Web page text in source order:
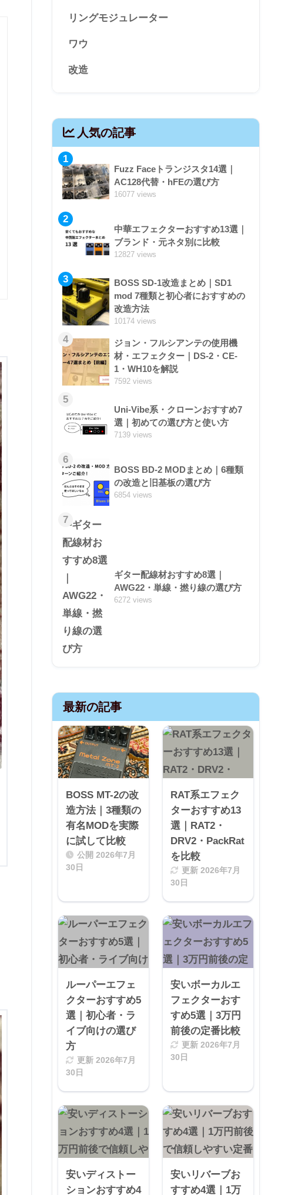
リングモジュレーター
ワウ
改造
人気の記事
1
Fuzz Faceトランジスタ14選｜
AC128代替・hFEの選び方
16077 views
2
中華エフェクターおすすめ13選｜
ブランド・元ネタ別に比較
12827 views
3
BOSS SD-1改造まとめ｜SD1
mod 7種類と初心者におすすめの
改造方法
10174 views
4
ジョン・フルシアンテの使用機
材・エフェクター｜DS-2・CE-
1・WH10を解説
7592 views
5
Uni-Vibe系・クローンおすすめ7
選｜初めての選び方と使い方
7139 views
6
BOSS BD-2 MODまとめ｜6種類
の改造と旧基板の選び方
6854 views
7
ギター配線材おすすめ8選｜
AWG22・単線・撚り線の選び方
6272 views
最新の記事
BOSS MT-2の改
造方法｜3種類の
有名MODを実際
に試して比較
公開 2026年7月
30日
RAT系エフェク
ターおすすめ13
選｜RAT2・
DRV2・PackRat
を比較
更新 2026年7月
30日
ルーパーエフェ
クターおすすめ5
選｜初心者・ラ
イブ向けの選び
方
更新 2026年7月
30日
安いボーカルエ
フェクターおす
すめ5選｜3万円
前後の定番比較
更新 2026年7月
30日
安いディストー
ションおすすめ4
安いリバーブお
すすめ4選｜1万